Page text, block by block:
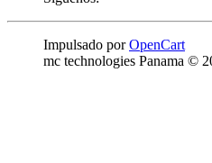
Impulsado porOpenCart
mc technologies Panama ©